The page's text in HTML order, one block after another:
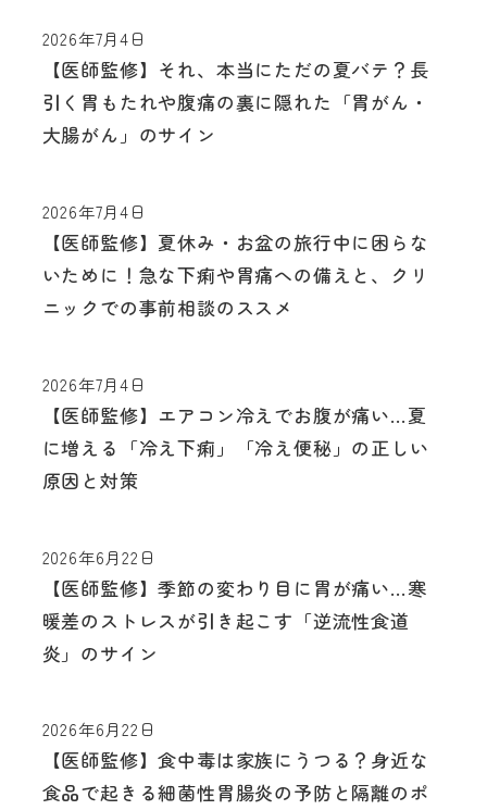
【医師監修】それ、本当にただの夏バテ？長
引く胃もたれや腹痛の裏に隠れた「胃がん・
大腸がん」のサイン
2026年7月4日
【医師監修】夏休み・お盆の旅行中に困らな
いために！急な下痢や胃痛への備えと、クリ
ニックでの事前相談のススメ
2026年7月4日
【医師監修】エアコン冷えでお腹が痛い…夏
に増える「冷え下痢」「冷え便秘」の正しい
原因と対策
2026年7月4日
【医師監修】季節の変わり目に胃が痛い…寒
暖差のストレスが引き起こす「逆流性食道
炎」のサイン
2026年6月22日
【医師監修】食中毒は家族にうつる？身近な
食品で起きる細菌性胃腸炎の予防と隔離のポ
2026年6月22日